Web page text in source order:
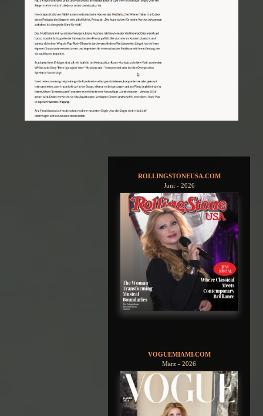
ROLLINGSTONEUSA.COM
Juni - 2026
VOGUEMIAMI.COM
März - 2026